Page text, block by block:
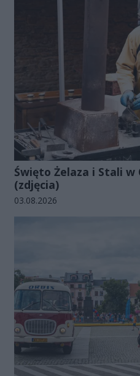
Święto Żelaza i Stali w
(zdjęcia)
Data dodania galerii:
03.08.2026